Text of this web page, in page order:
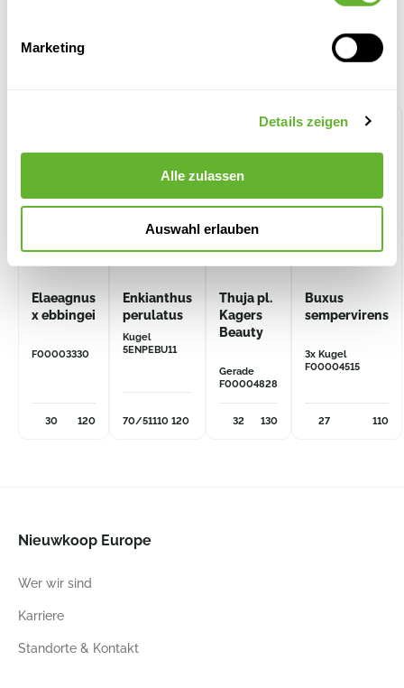
Marketing
Details zeigen
Alle zulassen
Auswahl erlauben
Alternative Produkte
Elaeagnus
x ebbingei
F00003330
30 120
Enkianthus
perulatus
Kugel
5ENPEBU11
70/51110 120
Thuja pl.
Kagers
Beauty
Gerade
F00004828
32 130
Buxus
sempervirens
3x Kugel
F00004515
27 110
Nieuwkoop Europe
Wer wir sind
Karriere
Standorte & Kontakt